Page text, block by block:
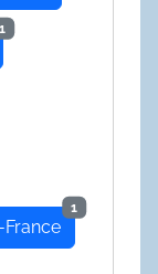
1
1